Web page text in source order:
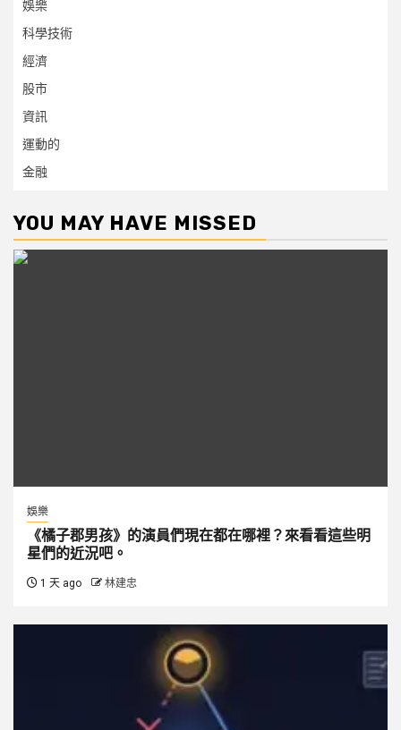
娛樂
科學技術
經濟
股市
資訊
運動的
金融
YOU MAY HAVE MISSED
娛樂
《橘子郡男孩》的演員們現在都在哪裡？來看看這些明
星們的近況吧。
1 天 ago 林建忠